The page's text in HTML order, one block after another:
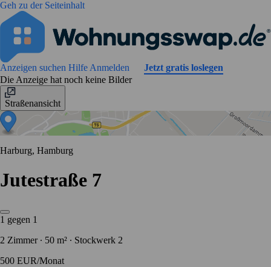
Geh zu der Seiteinhalt
Anzeigen suchen Hilfe Anmelden
Jetzt gratis loslegen
Die Anzeige hat noch keine Bilder
Straßenansicht
Harburg, Hamburg
Jutestraße 7
1 gegen 1
2 Zimmer ∙ 50 m² ∙ Stockwerk 2
500 EUR/Monat